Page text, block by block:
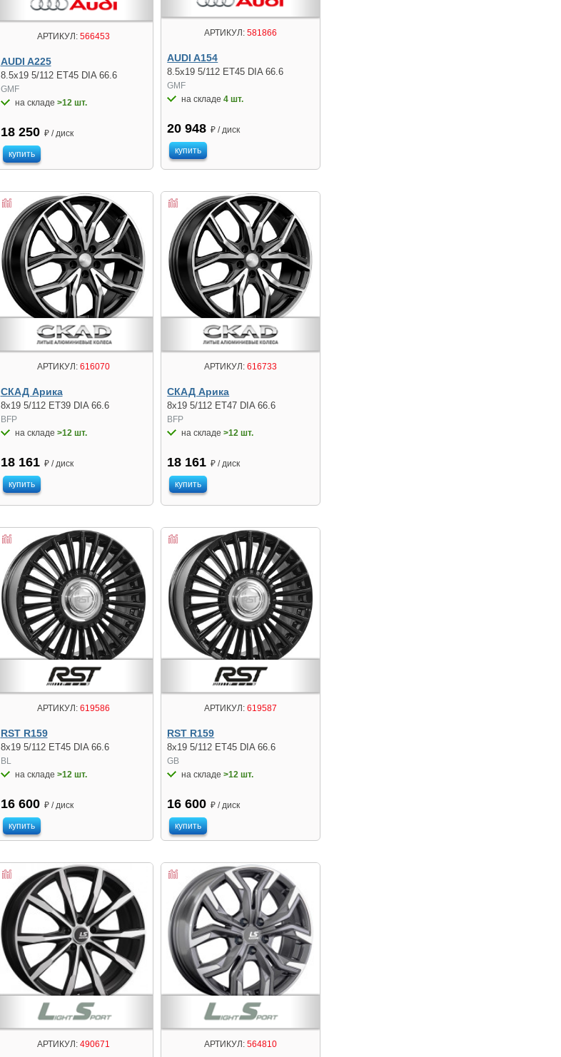
АРТИКУЛ: 566453
AUDI A225
8.5x19 5/112 ET45 DIA 66.6
GMF
на складе >12 шт.
18 250 ₽ / диск
купить
АРТИКУЛ: 581866
AUDI A154
8.5x19 5/112 ET45 DIA 66.6
GMF
на складе4 шт.
20 948 ₽ / диск
купить
АРТИКУЛ: 616070
СКАД Арика
8x19 5/112 ET39 DIA 66.6
BFP
на складе >12 шт.
18 161 ₽ / диск
купить
АРТИКУЛ: 616733
СКАД Арика
8x19 5/112 ET47 DIA 66.6
BFP
на складе>12 шт.
18 161 ₽ / диск
купить
АРТИКУЛ: 619586
RST R159
8x19 5/112 ET45 DIA 66.6
BL
на складе >12 шт.
16 600 ₽ / диск
купить
АРТИКУЛ: 619587
RST R159
8x19 5/112 ET45 DIA 66.6
GB
на складе>12 шт.
16 600 ₽ / диск
купить
АРТИКУЛ: 490671 АРТИКУЛ: 564810